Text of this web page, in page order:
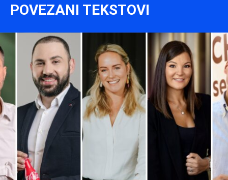
POVEZANI TEKSTOVI